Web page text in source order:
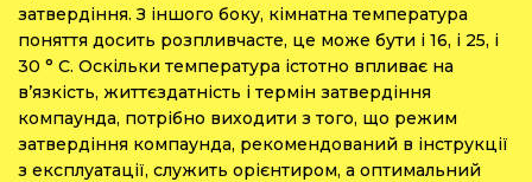
затвердіння. З іншого боку, кімнатна температура
поняття досить розпливчасте, це може бути і 16, і 25, і
30 ° С. Оскільки температура істотно впливає на
в’язкість, життєздатність і термін затвердіння
компаунда, потрібно виходити з того, що режим
затвердіння компаунда, рекомендований в інструкції
з експлуатації, служить орієнтиром, а оптимальний